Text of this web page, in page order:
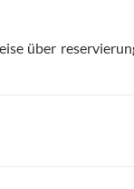
über